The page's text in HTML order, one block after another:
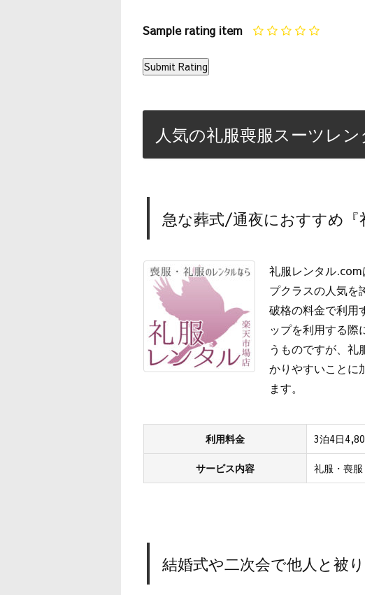
Sample rating item
人気の礼服喪服スーツレ
急な葬式/通夜におすすめ『
礼服レンタル
プクラスの人気を
破格の料金で利用
ップを利用する際
うものですが、
かりやすいことに
ます。
利用料金 3泊4日
サービス内容 礼服・喪
結婚式や二次会で他人と被